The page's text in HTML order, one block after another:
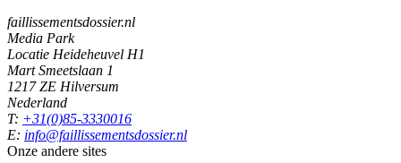
faillissementsdossier.nl
Media Park
Locatie Heideheuvel H1
Mart Smeetslaan 1
1217 ZE Hilversum
Nederland
T: +31(0)85-3330016
E: info@faillissementsdossier.nl
Onze andere sites